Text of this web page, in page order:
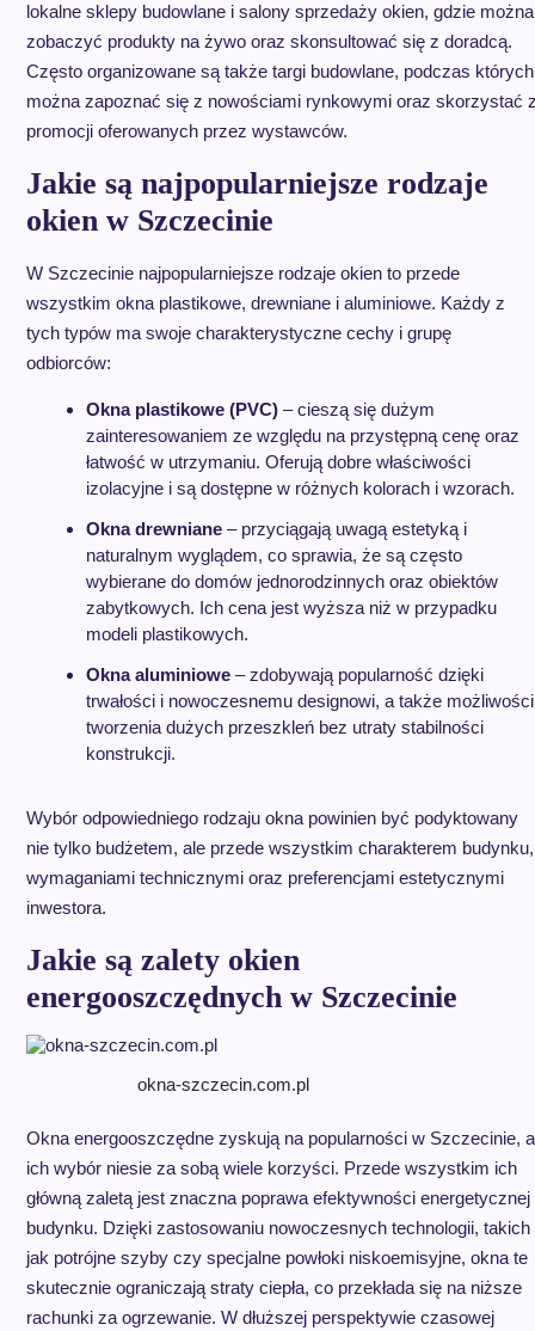
lokalne sklepy budowlane i salony sprzedaży okien, gdzie można
zobaczyć produkty na żywo oraz skonsultować się z doradcą.
Często organizowane są także targi budowlane, podczas których
można zapoznać się z nowościami rynkowymi oraz skorzystać
promocji oferowanych przez wystawców.
Jakie są najpopularniejsze rodzaje
okien w Szczecinie
W Szczecinie najpopularniejsze rodzaje okien to przede
wszystkim okna plastikowe, drewniane i aluminiowe. Każdy z
tych typów ma swoje charakterystyczne cechy i grupę
odbiorców:
Okna plastikowe (PVC)– cieszą się dużym
zainteresowaniem ze względu na przystępną cenę oraz
łatwość w utrzymaniu. Oferują dobre właściwości
izolacyjne i są dostępne w różnych kolorach i wzorach.
Okna drewniane– przyciągają uwagą estetyką i
naturalnym wyglądem, co sprawia, że są często
wybierane do domów jednorodzinnych oraz obiektów
zabytkowych. Ich cena jest wyższa niż w przypadku
modeli plastikowych.
Okna aluminiowe– zdobywają popularność dzięki
trwałości i nowoczesnemu designowi, a także możliwości
tworzenia dużych przeszkleń bez utraty stabilności
konstrukcji.
Wybór odpowiedniego rodzaju okna powinien być podyktowany
nie tylko budżetem, ale przede wszystkim charakterem budynku,
wymaganiami technicznymi oraz preferencjami estetycznymi
inwestora.
Jakie są zalety okien
energooszczędnych w Szczecinie
okna-szczecin.com.pl
Okna energooszczędne zyskują na popularności w Szczecinie, a
ich wybór niesie za sobą wiele korzyści. Przede wszystkim ich
główną zaletą jest znaczna poprawa efektywności energetycznej
budynku. Dzięki zastosowaniu nowoczesnych technologii, takich
jak potrójne szyby czy specjalne powłoki niskoemisyjne, okna te
skutecznie ograniczają straty ciepła, co przekłada się na niższe
rachunki za ogrzewanie. W dłuższej perspektywie czasowej